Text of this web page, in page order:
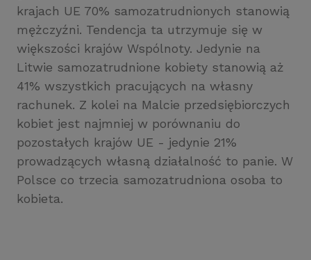
krajach UE 70% samozatrudnionych stanowią
mężczyźni. Tendencja ta utrzymuje się w
większości krajów Wspólnoty. Jedynie na
Litwie samozatrudnione kobiety stanowią aż
41% wszystkich pracujących na własny
rachunek. Z kolei na Malcie przedsiębiorczych
kobiet jest najmniej w porównaniu do
pozostałych krajów UE - jedynie 21%
prowadzących własną działalność to panie. W
Polsce co trzecia samozatrudniona osoba to
kobieta.